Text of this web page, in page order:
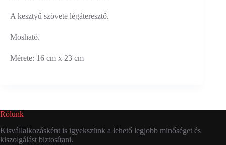
A kesztyű szövete légáteresztő.
Mosható.
Mérete: 16 cm x 23 cm
Rólunk
Kisvállalkozásként is igyekszünk a lehető legjobb minőséget és
kiszolgálást biztosítani.